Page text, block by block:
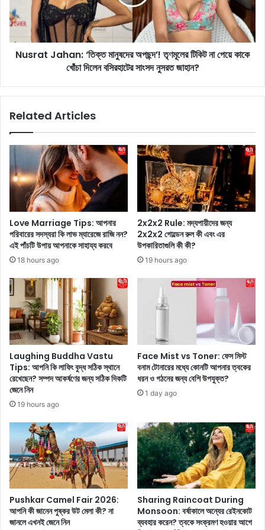
:
৪
ই
য়
হ
ট
অ্
ন্ড
ফি
!
ট্রা
ন্স
রে
ন্ট
শা
তে
সো
শ্যা
ল
ডি
উ
ত্তা
প
বা
ড়া
লে
J
a
h
ক্ত
দে
র
অ
ন্দ
তৃ
ণ
মূ
র
টি
কি
ট
না
পে
য়ে
কা
খোঁ
দি
লে
ন
ব
সি
র
হা
Nusrat Jahan: ‘তিক্ত মানুষদের অপছন্দ’! তৃণমূলের টিকিট না পেয়ে কাকে
খোঁচা দিলেন বসিরহাটের সাংসদ নুসরত জাহান?
Related Articles
Love Marriage Tips: আপনার
পরিবারের সদস্যরা কি লাভ ম্যারেজে রাজি নন?
এই পাঁচটি উপায় আপনাকে সাহায্য করবে
18 hours ago
2x2x2 Rule: মদ্যপায়ীদের জন্য
2x2x2 গোল্ডেন রুল কী এবং এর
উপকারিতাগুলি কী কী?
19 hours ago
Laughing Buddha Vastu
Tips: আপনি কি লাফিং বুদ্ধ সঠিক স্থানে
রেখেছেন? সম্পদ আকর্ষণের জন্য সঠিক দিকটি
জেনে নিন
19 hours ago
Face Mist vs Toner: ফেস মিস্ট
বনাম টোনারের মধ্যে কোনটি আপনার ত্বকের
ধরন ও গঠনের জন্য বেশি উপযুক্ত?
1 day ago
Pushkar Camel Fair 2026:
আপনি কী জানেন পুষ্কর উট মেলা কী? না
জানলে এখনই জেনে নিন
Sharing Raincoat During
Monsoon: বর্ষাকালে অন্যের রেইনকোট
ব্যবহার করেন? ত্বকে সংক্রমণ হওয়ার আগে